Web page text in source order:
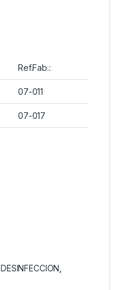
Ref.Fab.:
07-011
07-017
DESINFECCION